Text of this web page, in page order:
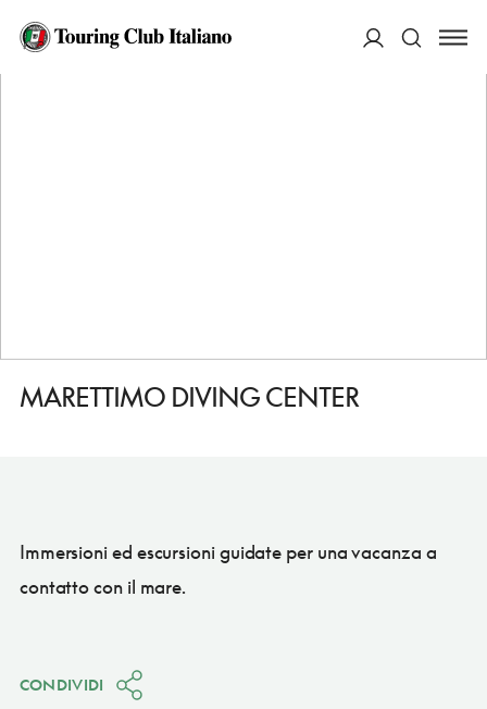
HOME
MARETTIMO DIVING CENTER
Immersioni ed escursioni guidate per una vacanza a
contatto con il mare.
CONDIVIDI